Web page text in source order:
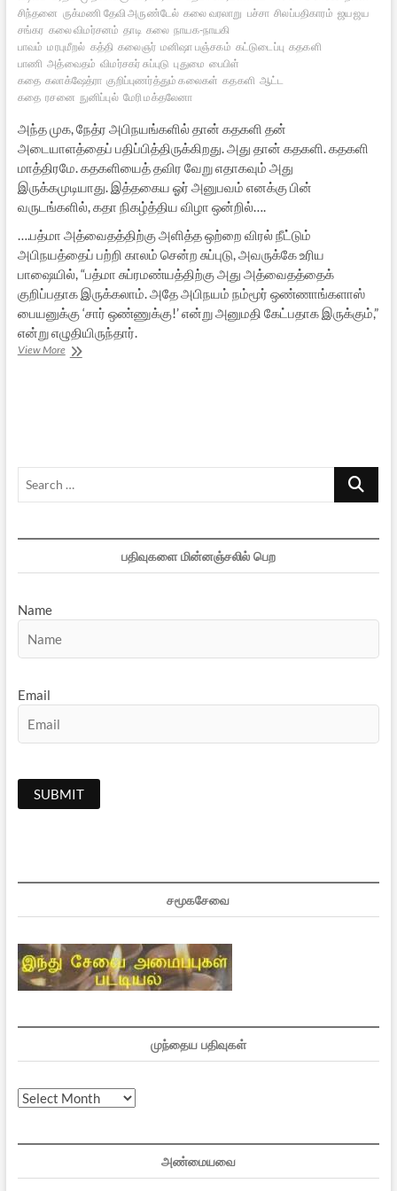
சிந்தனை ருக்மணி தேவி அருண்டேல் கலை வரலாறு பச்சா சிலப்பதிகாரம் ஜய ஜய
சங்கர கலை விமர்சனம் தாடி கலை நாயக-நாயகி
பாவம் மரபுமீறல் கத்தி கலைஞர் மனிஷா பஞ்சகம் கட்டுடைப்பு கதகளி
பாணி அத்வைதம் விமர்சகர் சுப்புடு புதுமை பைபிள்
கதை கலாக்ஷேத்ரா குறிப்புணர்த்தும் கலைகள் கதகளி ஆட்ட
கதை ரசனை நுனிப்புல் மேரி மக்தலேனா
அந்த முக, நேத்ர அபிநயங்களில் தான் கதகளி தன்
அடையாளத்தைப் பதிப்பித்திருக்கிறது. அது தான் கதகளி. கதகளி
மாத்திரமே. கதகளியைத் தவிர வேறு எதாகவும் அது
இருக்கமுடியாது. இத்தகைய ஓர் அனுபவம் எனக்கு பின்
வருடங்களில், கதா நிகழ்த்திய விழா ஒன்றில்….
….பத்மா அத்வைதத்திற்கு அளித்த ஒற்றை விரல் நீட்டும்
அபிநயத்தைப் பற்றி காலம் சென்ற சுப்புடு, அவருக்கே உரிய
பாஷையில், “பத்மா சுப்ரமண்யத்திற்கு அது அத்வைதத்தைக்
குறிப்பதாக இருக்கலாம். அதே அபிநயம் நம்மூர் ஒண்ணாங்களாஸ்
பையனுக்கு ‘சார் ஒண்ணுக்கு!’ என்று அனுமதி கேட்பதாக இருக்கும்,”
என்று எழுதியிருந்தார்.
View Moreசமபாதத்தில்
Search
பதிவுகளை மின்னஞ்சலில் பெற
Name
Email
சமூகசேவை
முந்தைய பதிவுகள்
முந்தைய
அண்மையவை